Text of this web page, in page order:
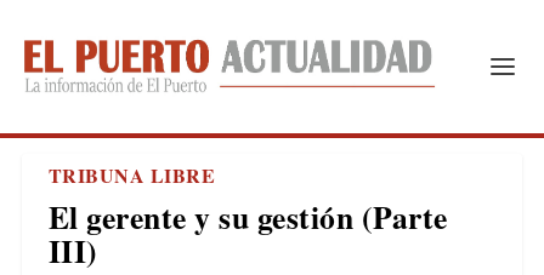
TRIBUNA LIBRE
El gerente y su gestión (Parte
III)